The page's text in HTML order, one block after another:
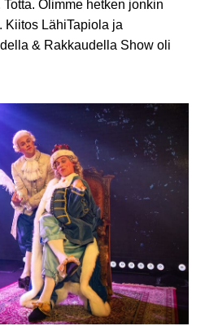
Olimme hetken jonkin
Kiitos LähiTapiola ja
& Rakkaudella Show oli